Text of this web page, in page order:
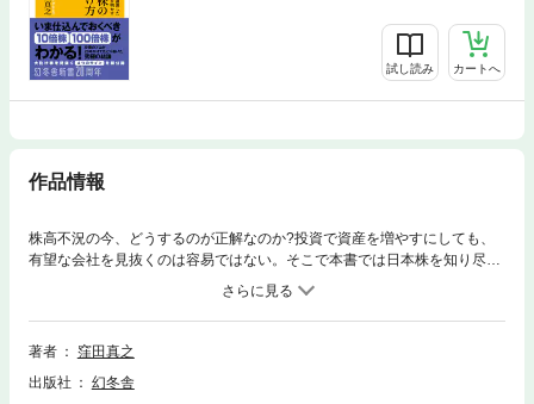
試し読み カートへ
作品情報
株高不況の今、どうするのが正解なのか?投資で資産を増やすにしても、
有望な会社を見抜くのは容易ではない。そこで本書では日本株を知り尽く
した著者が、25年の運用歴で見出した「投資で勝つための5つの鉄則」や
「成長株の4条件」を初公開。AI、新エネルギー、宇宙など次世代を創る
テーマの中から、単なる流行ではない「真の成長企業」をどう見極め、い
つ買うべきかも具体的に明かす。年間100社近くを徹底取材し、東証33業
著者
窪田真之
出版社
幻冬舎